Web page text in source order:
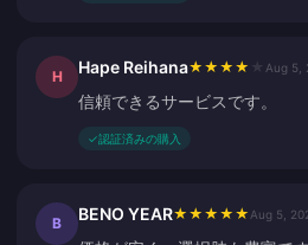
H Hape Reihana★ ★ ★ ★ Aug 5,
信頼できるサービスです。
✓認証済みの購入
B BENO YEAR★ ★ ★ ★ ★ Aug 5,